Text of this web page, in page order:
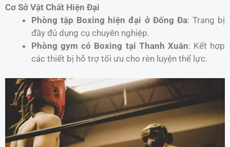
Cơ Sở Vật Chất Hiện Đại
Phòng tập Boxing hiện đại ở Đống Đa: Trang bị
đầy đủ dụng cụ chuyên nghiệp.
Phòng gym có Boxing tại Thanh Xuân: Kết hợp
các thiết bị hỗ trợ tối ưu cho rèn luyện thể lực.